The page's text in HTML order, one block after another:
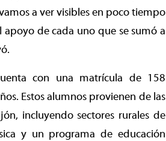
a ver visibles en poco tiempo
apoyo de cada uno que se sumó a
con una matrícula de 158
Estos alumnos provienen de las
incluyendo sectores rurales de
y un programa de educación